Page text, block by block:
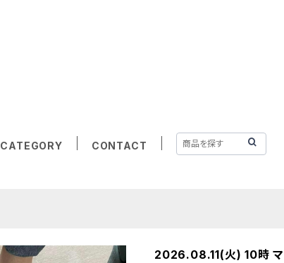
CATEGORY CONTACT
2026.08.11(火) 10時 マ